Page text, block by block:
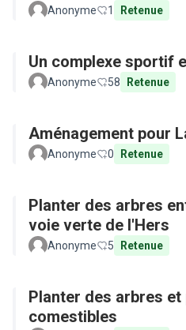
Anonyme 1 Retenue
Un complexe sportif
Anonyme 58 Retenue
Aménagement pour
Anonyme 0 Retenue
Planter des arbres
voie verte de l'Hers
Anonyme 5 Retenue
Planter des arbres et
comestibles